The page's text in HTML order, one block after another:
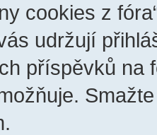
cookies z
udržují
příspěvků na